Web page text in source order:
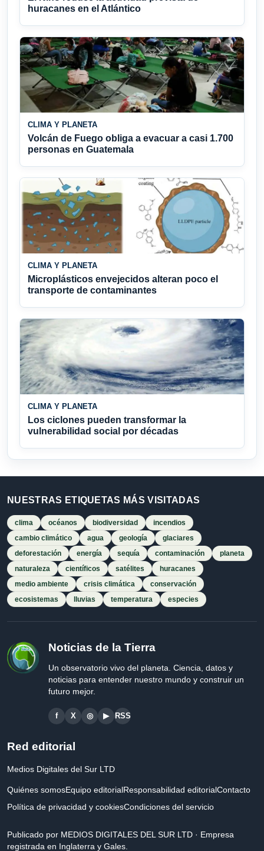
huracanes en el Atlántico
CLIMA Y PLANETA
Volcán de Fuego obliga a evacuar a casi 1.700
personas en Guatemala
CLIMA Y PLANETA
Microplásticos envejecidos alteran poco el
transporte de contaminantes
CLIMA Y PLANETA
Los ciclones pueden transformar la
vulnerabilidad social por décadas
NUESTRAS ETIQUETAS MÁS VISITADAS
clima océanos biodiversidad
incendios
cambio climático
agua geología
glaciares
deforestación
energía sequía contaminación
planeta
naturaleza
científicos satélites
huracanes
medio ambiente
crisis climática
conservación
ecosistemas
lluvias temperatura especies
Noticias de la Tierra
Un observatorio vivo del planeta. Ciencia, datos y
noticias para entender nuestro mundo y construir un
futuro mejor.
f X ◎ ▶ RSS
Red editorial
Medios Digitales del Sur LTD
Quiénes somosEquipo editorialResponsabilidad editorialContacto
Política de privacidad y cookiesCondiciones del servicio
Publicado por MEDIOS DIGITALES DEL SUR LTD · Empresa
registrada en Inglaterra y Gales.